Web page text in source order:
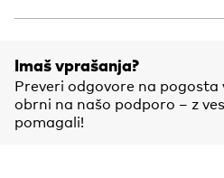
Imaš vprašanja?
Preveri odgovore na pogosta
obrni na našo podporo – z
pomagali!